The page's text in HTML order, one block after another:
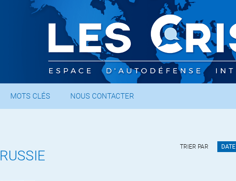
MOTS CLÉS NOUS CONTACTER
RUSSIE
TRIER PAR DATE